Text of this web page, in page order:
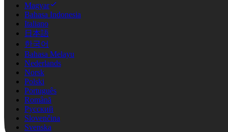
Magyar
Bahasa Indonesia
Italiano
日本語
한국어
Bahasa Melayu
Nederlands
Norsk
Polski
Português
Română
Русский
Slovenčina
Svenska